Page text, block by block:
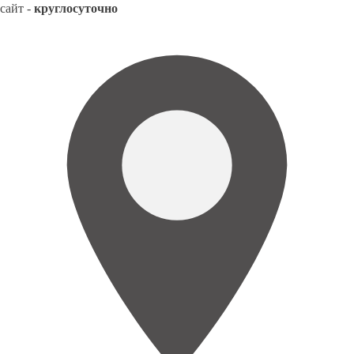
сайт - круглосуточно